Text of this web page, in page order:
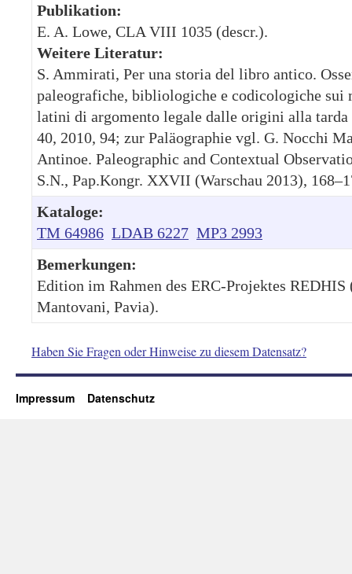
Publikation:
E. A. Lowe, CLA VIII 1035 (descr.).
Weitere Literatur:
S. Ammirati, Per una storia del libro antico.
paleografiche, bibliologiche e codicologiche sui
latini di argomento legale dalle origini alla tarda
40, 2010, 94; zur Paläographie vgl. G. Nocchi
Antinoe. Paleographic and Contextual
S.N., Pap.Kongr. XXVII (Warschau 2013),
Kataloge:
TM 64986 LDAB 6227 MP3 2993
Bemerkungen:
Edition im Rahmen des ERC-Projektes
Mantovani, Pavia).
Haben Sie Fragen oder Hinweise zu diesem Datensatz?
Impressum Datenschutz